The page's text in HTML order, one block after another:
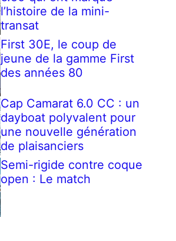
l’histoire de la mini-
transat
First 30E, le coup de
jeune de la gamme First
des années 80
Cap Camarat 6.0 CC : un
dayboat polyvalent pour
une nouvelle génération
de plaisanciers
Semi-rigide contre coque
open : Le match